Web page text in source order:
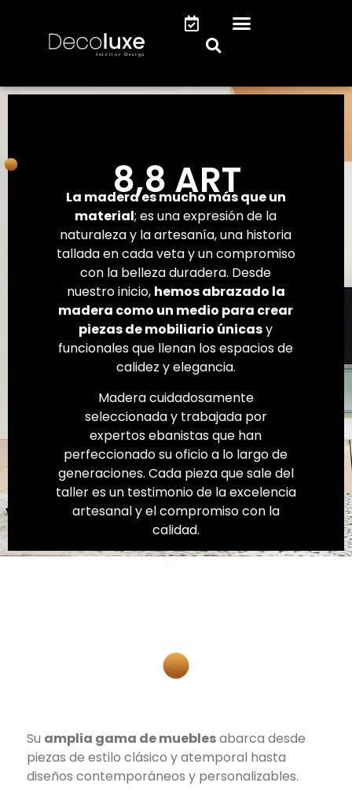
8,8 ART
La madera es mucho más que un
material; es una expresión de la
naturaleza y la artesanía, una historia
tallada en cada veta y un compromiso
con la belleza duradera. Desde
nuestro inicio, hemos abrazado la
madera como un medio para crear
piezas de mobiliario únicasy
funcionales que llenan los espacios de
calidez y elegancia.
Madera cuidadosamente
seleccionada y trabajada por
expertos ebanistas que han
perfeccionado su oficio a lo largo de
generaciones. Cada pieza que sale del
taller es un testimonio de la excelencia
artesanal y el compromiso con la
calidad.
Su amplia gama de mueblesabarca desde
piezas de estilo clásico y atemporal hasta
diseños contemporáneos y personalizables.